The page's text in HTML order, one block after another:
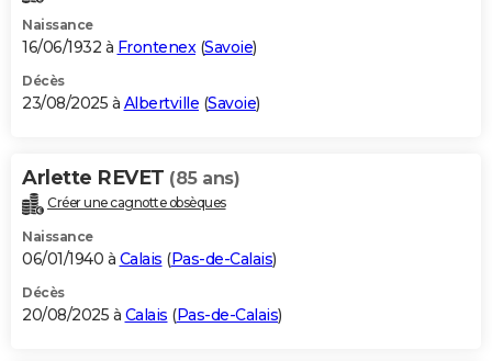
Naissance
16/06/1932 à Frontenex(Savoie)
Décès
23/08/2025 à Albertville (Savoie)
Arlette REVET (85 ans)
Créer une cagnotte obsèques
Naissance
06/01/1940 à Calais (Pas-de-Calais)
Décès
20/08/2025 à Calais (Pas-de-Calais)